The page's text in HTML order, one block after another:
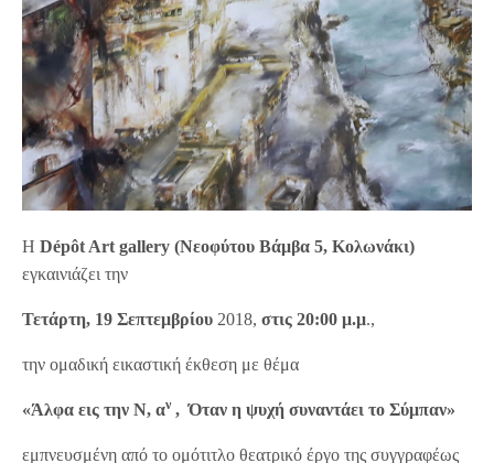
ΗDépôt Art gallery (Νεοφύτου Βάμβα 5, Κολωνάκι)
εγκαινιάζει την
Τετάρτη, 19 Σεπτεμβρίου 2018,στις 20:00 μ.μ.,
την ομαδική εικαστική έκθεση με θέμα
«Άλφα εις την Ν, αν, Όταν η ψυχή συναντάει το Σύμπαν»
εμπνευσμένη από το ομότιτλο θεατρικό έργο της συγγραφέως